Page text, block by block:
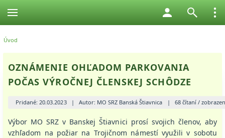
Úvod
OZNÁMENIE OHĽADOM PARKOVANIA
POČAS VÝROČNEJ ČLENSKEJ SCHÔDZE
Pridané: 20.03.2023| Autor: MO SRZ Banská Štiavnica | 68 čítaní /
Výbor MO SRZ v Banskej Štiavnici prosí svojich členov, aby
vzhľadom na požiar na Trojičnom námestí využili v sobotu